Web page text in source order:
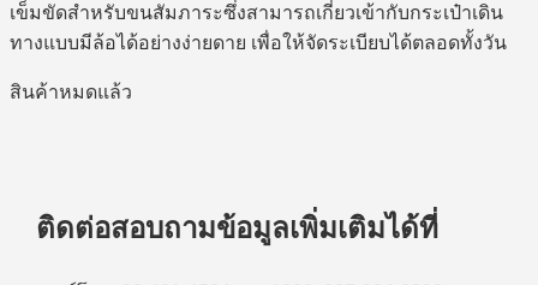
เข็มขัดสำหรับขนสัมภาระซึ่งสามารถเกี่ยวเข้ากับกระเป๋าเดิน
ทางแบบมีล้อได้อย่างง่ายดาย เพื่อให้จัดระเบียบได้ตลอดทั้งวัน
สินค้าหมดแล้ว
ติดต่อสอบถามข้อมูลเพิ่มเติมได้ที่